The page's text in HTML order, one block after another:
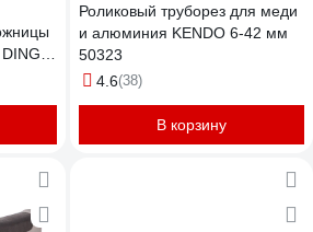
Роликовый труборез для меди
и алюминия KENDO 6-42 мм
50323
4.6(38)
В корзину